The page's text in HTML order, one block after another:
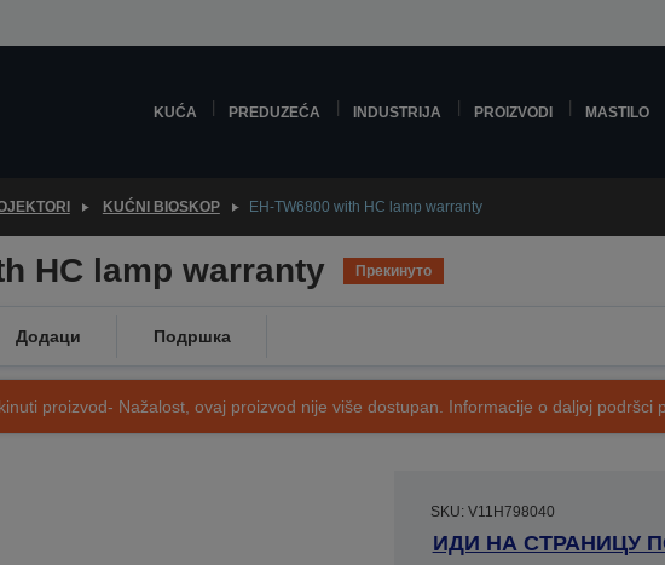
KUĆA PREDUZEĆA INDUSTRIJA PROIZVODI MASTILO
KUĆNI BIOSKOP EH-TW6800 with HC lamp warranty
HC lamp warranty Прекинуто
Додаци Подршка
proizvod- Nažalost, ovaj proizvod nije više dostupan. Informacije o daljoj podršci
SKU: V11H798040
ИДИ НА СТРАНИЦУ